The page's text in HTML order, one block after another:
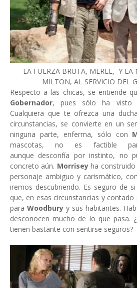
LA FUERZA BRUTA, MERLE, Y LA
MILTON, AL SERVICIO DEL
Respecto a las chicas, se entiende
Gobernador, pues sólo ha visto
Cualquiera que te ofrezca una
circunstancias, se convierte en un
ninguna parte, enferma, sólo con
mascotas, no es factible
aunque desconfía por instinto, no
concreto aún. Morriseyha construido
personaje ambiguo y carismático,
iremos descubriendo. Es seguro de
que, en esas circunstancias y
para Woodbury y sus habitantes.
desconocen mucho de lo que pasa.
tienen bastante con sentirse seguros?